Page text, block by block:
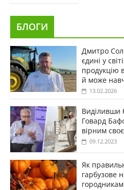
БЛОГИ
Дмитро
єдині у
продукцію
й може
13.02.2026
Виділивши
Говард
вірним
09.12.2023
Як
гарбузове
городникам